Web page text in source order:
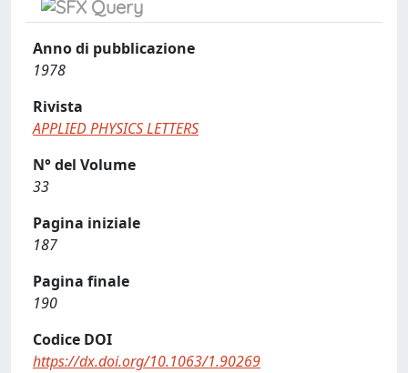
Anno di pubblicazione
1978
Rivista
APPLIED PHYSICS LETTERS
N° del Volume
33
Pagina iniziale
187
Pagina finale
190
Codice DOI
https://dx.doi.org/10.1063/1.90269